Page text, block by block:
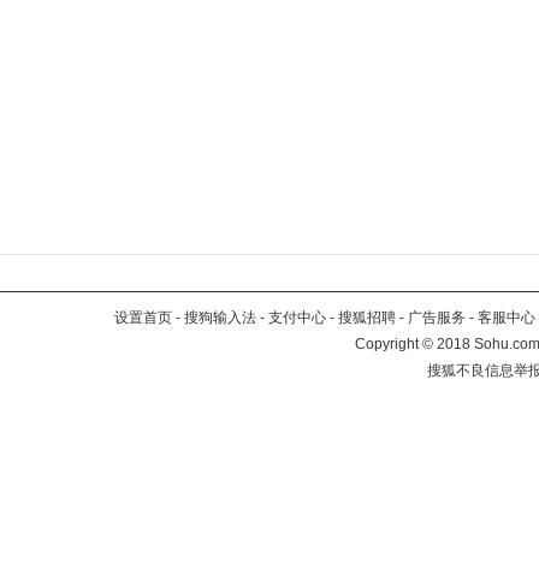
设置首页 - 搜狗输入法 - 支付中心 - 搜狐招聘 - 广告服务 - 客服中心
Copyright©2018
搜狐不良信息举